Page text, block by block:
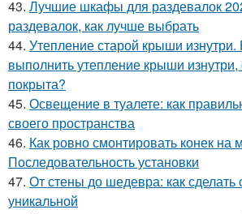
43. Лучшие шкафы для раздевалок
раздевалок, как лучше выбрать
44. Утепление старой крыши изнутри.
выполнить утепление крыши
покрыта?
45. Освещение в туалете: как
своего пространства
46. Как ровно смонтировать конек на
Последовательность установки
47. От стены до шедевра: как сделать
уникальной